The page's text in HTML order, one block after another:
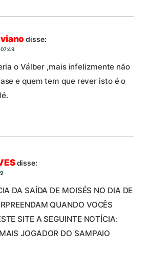
disse:
o Válber ,mais infelizmente não
e quem tem que rever isto é o
disse:
DA SAÍDA DE MOISÉS NO DIA DE
QUANDO VOCÊS
SITE A SEGUINTE NOTÍCIA:
JOGADOR DO SAMPAIO